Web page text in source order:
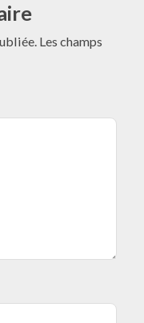
Les champs